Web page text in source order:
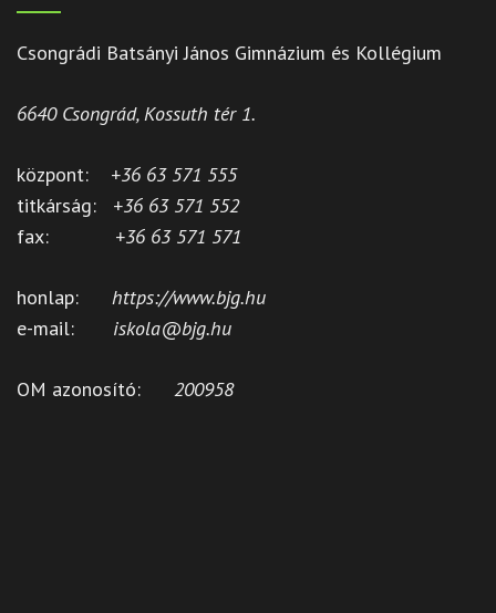
Csongrádi Batsányi János Gimnázium és Kollégium
6640 Csongrád, Kossuth tér 1.
központ: +36 63 571 555
titkárság: +36 63 571 552
fax: +36 63 571 571
honlap: https://www.bjg.hu
e-mail: iskola@bjg.hu
OM azonosító: 200958